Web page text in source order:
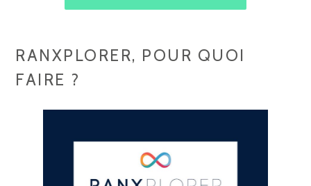
RANXPLORER, POUR QUOI
FAIRE ?